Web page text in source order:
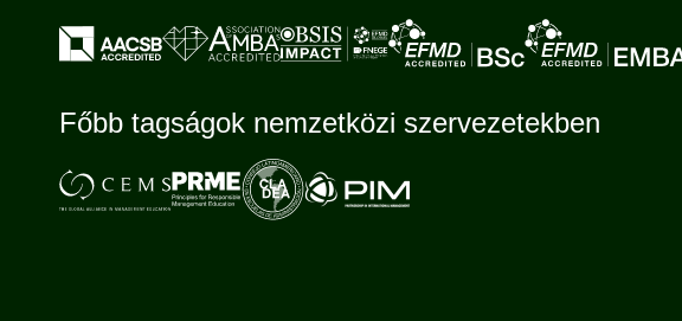
Főbb tagságok nemzetközi szervezetekben